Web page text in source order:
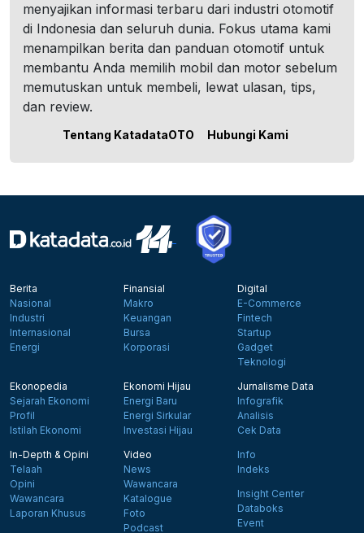
menyajikan informasi terbaru dari industri otomotif
di Indonesia dan seluruh dunia. Fokus utama kami
menampilkan berita dan panduan otomotif untuk
membantu Anda memilih mobil dan motor sebelum
memutuskan untuk membeli, lewat ulasan, tips,
dan review.
Tentang KatadataOTO Hubungi Kami
Berita
Nasional
Industri
Internasional
Energi
Finansial
Makro
Keuangan
Bursa
Korporasi
Digital
E-Commerce
Fintech
Startup
Gadget
Teknologi
Ekonopedia
Sejarah Ekonomi
Profil
Istilah Ekonomi
Ekonomi Hijau
Energi Baru
Energi Sirkular
Investasi Hijau
Jurnalisme Data
Infografik
Analisis
Cek Data
In-Depth & Opini
Telaah
Opini
Wawancara
Laporan Khusus
Video
News
Wawancara
Katalogue
Foto
Podcast
Info
Indeks
Insight Center
Databoks
Event